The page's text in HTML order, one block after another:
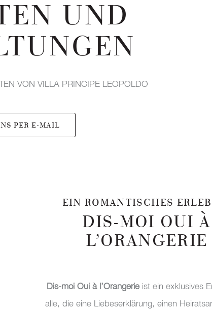
UND
VON VILLA PRINCIPE LEOPOLDO
PER E-MAIL
EIN ROMANTISCHES
DIS-MOI OUI À
L’ORANGERIE
Dis-moi Oui à l’Orangerie ist ein exklusives
alle, die eine Liebeserklärung, einen